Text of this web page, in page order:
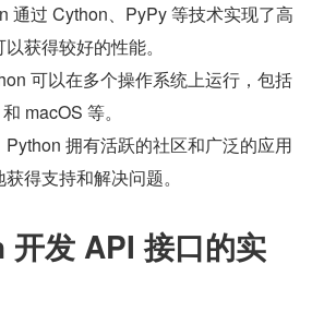
通过 Cython、PyPy 等技术实现了高
获得较好的性能。
可以在多个操作系统上运行，包括
macOS 等。
Python 拥有活跃的社区和广泛的应用
得支持和解决问题。
发 API 接口的实